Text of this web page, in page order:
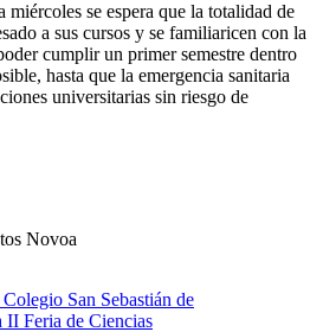
miércoles se espera que la totalidad de
a sus cursos y se familiaricen con la
cumplir un primer semestre dentro
hasta que la emergencia sanitaria
universitarias sin riesgo de
Novoa
San Sebastián de
II Feria de Ciencias